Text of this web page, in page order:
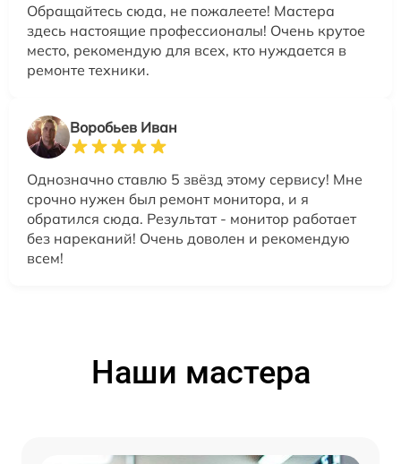
Обращайтесь сюда, не пожалеете! Мастера
здесь настоящие профессионалы! Очень крутое
место, рекомендую для всех, кто нуждается в
ремонте техники.
Воробьев Иван
Однозначно ставлю 5 звёзд этому сервису! Мне
срочно нужен был ремонт монитора, и я
обратился сюда. Результат - монитор работает
без нареканий! Очень доволен и рекомендую
всем!
Наши мастера